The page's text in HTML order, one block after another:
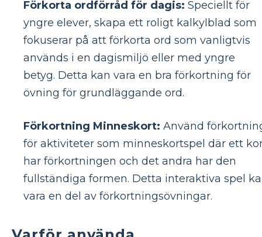
Förkorta ordförråd för dagis: Speciellt för
yngre elever, skapa ett roligt kalkylblad som
fokuserar på att förkorta ord som vanligtvis
används i en dagismiljö eller med yngre
betyg. Detta kan vara en bra förkortning för
övning för grundläggande ord.
Förkortning Minneskort: Använd
för aktiviteter som minneskortspel där ett
har förkortningen och det andra har den
fullständiga formen. Detta interaktiva spel
vara en del av förkortningsövningar.